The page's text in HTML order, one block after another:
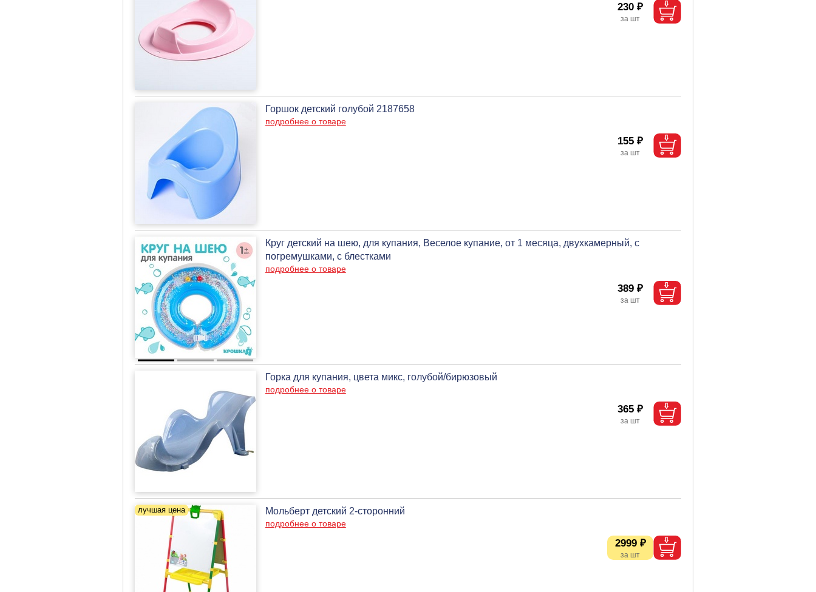
230 ₽
Горшок детский голубой 2187658
подробнее о товаре
155 ₽
Круг детский на шею, для купания, Веселое купание, от 1 месяца, двухкамерный, с
погремушками, с блестками
подробнее о товаре
389 ₽
Горка для купания, цвета микс, голубой/бирюзовый
подробнее о товаре
365 ₽
Мольберт детский 2-сторонний
подробнее о товаре
2999 ₽